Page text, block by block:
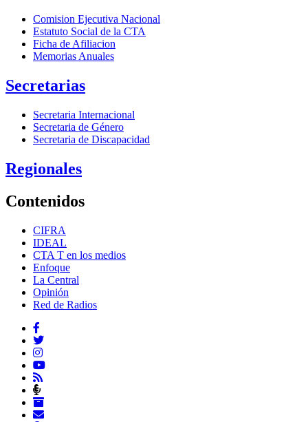
Comision Ejecutiva Nacional
Estatuto Social de la CTA
Ficha de Afiliacion
Memorias Anuales
Secretarias
Secretaria Internacional
Secretaria de Género
Secretaria de Discapacidad
Regionales
Contenidos
CIFRA
IDEAL
CTA T en los medios
Enfoque
La Central
Opinión
Red de Radios